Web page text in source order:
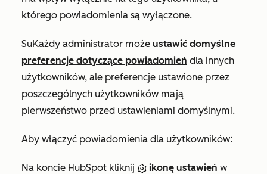
którego powiadomienia są wyłączone.
SuKażdy administrator może ustawić domyślne
preferencje dotyczące powiadomień dla innych
użytkowników, ale preferencje ustawione przez
poszczególnych użytkowników mają
pierwszeństwo przed ustawieniami domyślnymi.
Aby włączyć powiadomienia dla użytkowników:
Na koncie HubSpot kliknij ikonę ustawień w